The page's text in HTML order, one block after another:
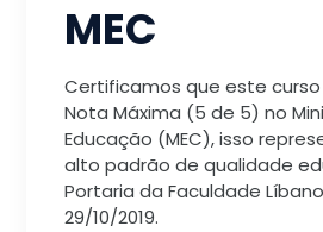
MEC
Certificamos que este
Nota Máxima (5 de 5) no
Educação (MEC), isso
alto padrão de qualidade
Portaria da Faculdade Líbano
29/10/2019.